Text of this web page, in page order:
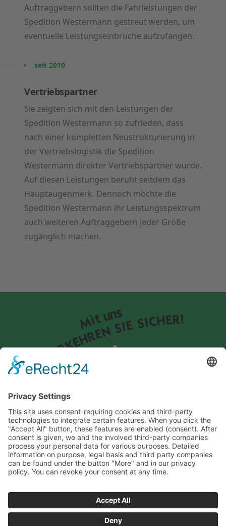
Auftraggebern sollten die Fahrleistungen der
Spedition Westermann gestreut werden, um
eventuelle Leistungseinbrüche aufzufangen.
seit 2010
Vertriebspartner
Sie zeigten sich mit den Leistungen der
Spedition Westermann so zufrieden, dass
nach einer kompletten Neustrukturierung in
der Vertriebslogistik die Spedition
Westermann direkter Vertriebspartner wurde.
Auf diesen Leistungen beruht seitdem das
Hauptaugenmerk. Dennoch möchte die
Spedition Westermann ihr Leistungsspektrum
auch weiteren Auftraggebern jeder Größe
zugänglich machen.
FacebookInstagramTiktok
Spedition Westermann
Königsbach 4, 24806 Hohn
info@speditionwestermann.de